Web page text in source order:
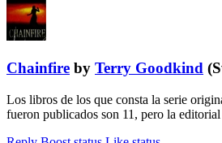
Chainfire by Terry Goodkind
Los libros de los que consta la serie
fueron publicados son 11, pero la